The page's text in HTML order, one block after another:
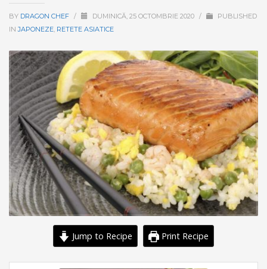
BY DRAGON CHEF / DUMINICĂ, 25 OCTOMBRIE 2020 /
PUBLISHED
INJAPONEZE RETETE ASIATICE
Jump to Recipe Print Recipe